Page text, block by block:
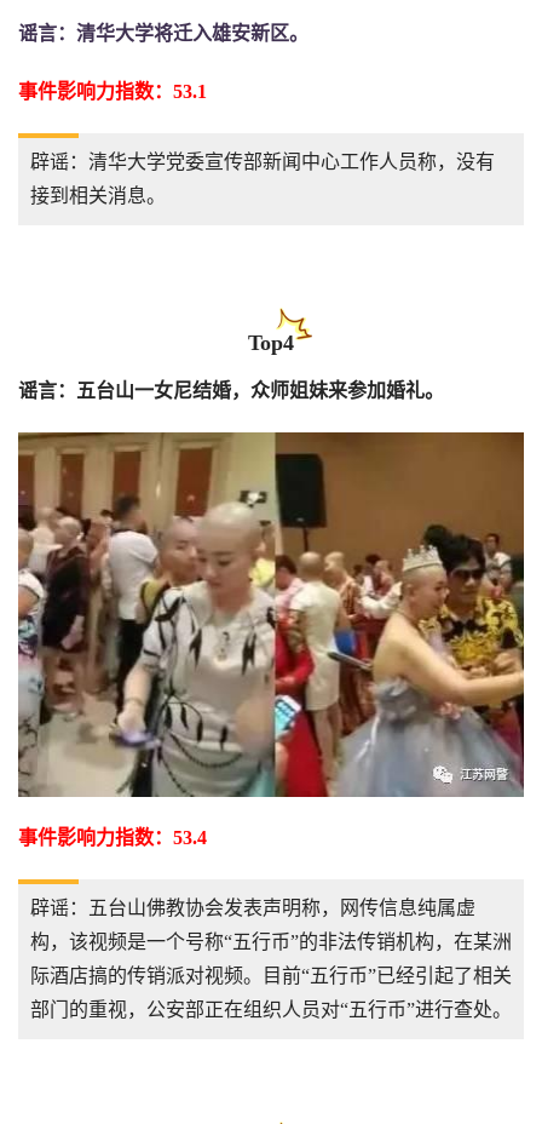
谣言：清华大学将迁入雄安新区。
事件影响力指数：53.1
辟谣：清华大学党委宣传部新闻中心工作人员称，没有
接到相关消息。
Top4
谣言：五台山一女尼结婚，众师姐妹来参加婚礼。
事件影响力指数：53.4
辟谣：五台山佛教协会发表声明称，网传信息纯属虚
构，该视频是一个号称“五行币”的非法传销机构，在某洲
际酒店搞的传销派对视频。目前“五行币”已经引起了相关
部门的重视，公安部正在组织人员对“五行币”进行查处。